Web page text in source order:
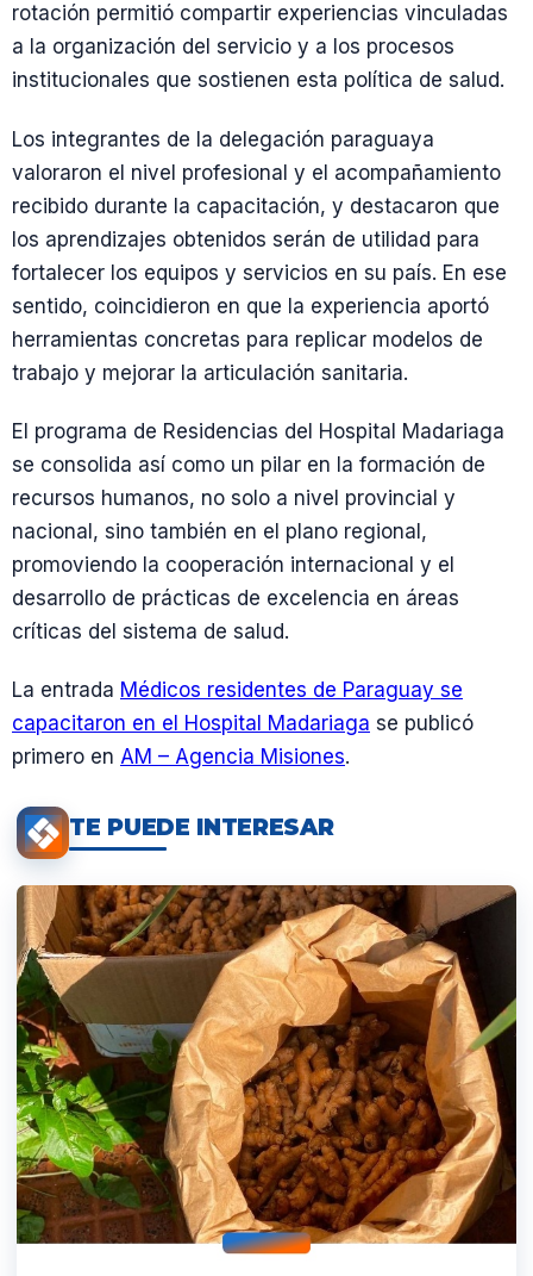
rotación permitió compartir experiencias vinculadas
a la organización del servicio y a los procesos
institucionales que sostienen esta política de salud.
Los integrantes de la delegación paraguaya
valoraron el nivel profesional y el acompañamiento
recibido durante la capacitación, y destacaron que
los aprendizajes obtenidos serán de utilidad para
fortalecer los equipos y servicios en su país. En ese
sentido, coincidieron en que la experiencia aportó
herramientas concretas para replicar modelos de
trabajo y mejorar la articulación sanitaria.
El programa de Residencias del Hospital Madariaga
se consolida así como un pilar en la formación de
recursos humanos, no solo a nivel provincial y
nacional, sino también en el plano regional,
promoviendo la cooperación internacional y el
desarrollo de prácticas de excelencia en áreas
críticas del sistema de salud.
La entrada Médicos residentes de Paraguay se
capacitaron en el Hospital Madariaga se publicó
primero en AM – Agencia Misiones.
TE PUEDE INTERESAR